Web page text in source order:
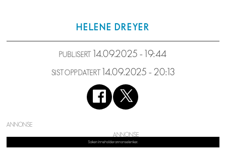
HELENE DREYER
PUBLISERT 14.09.2025 - 19:44
SIST OPPDATERT 14.09.2025 - 20:13
ANNONSE